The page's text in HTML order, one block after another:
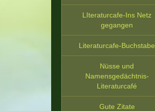
LIteraturcafe-Ins Netz
gegangen
Literaturcafe-Buchstabe
Nüsse und
Namensgedächtnis-
Literaturcafé
Gute Zitate